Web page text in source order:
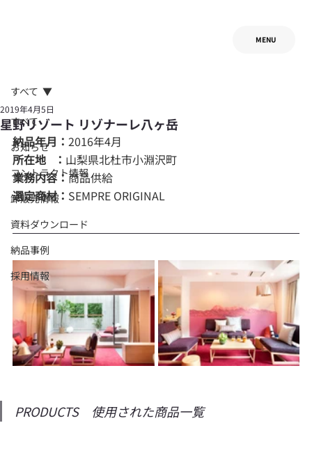
MENU
すべて
お知らせ
コントラクト情報
卸販売情報
資料ダウンロード
納品事例
採用情報
すべて
星野リゾート リゾナーレ八ヶ岳
2019年4月5日
納品年月： 2016年4月
所在地   ： 山梨県北杜市小淵沢町
業務内容：商品供給
選定商材： SEMPRE ORIGINAL
PRODUCTS　使用された商品一覧